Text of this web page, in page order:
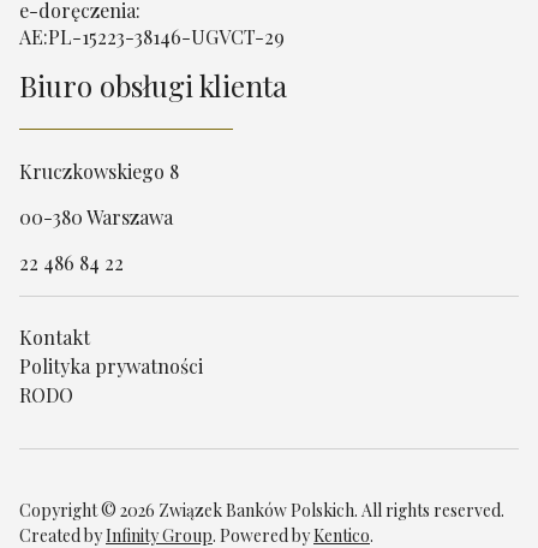
e-doręczenia:
AE:PL-15223-38146-UGVCT-29
Biuro obsługi klienta
Kruczkowskiego 8
00-380 Warszawa
22 486 84 22
Kontakt
Polityka prywatności
RODO
Copyright © 2026 Związek Banków Polskich. All rights reserved.
Created byInfinity Group. Powered byKentico.